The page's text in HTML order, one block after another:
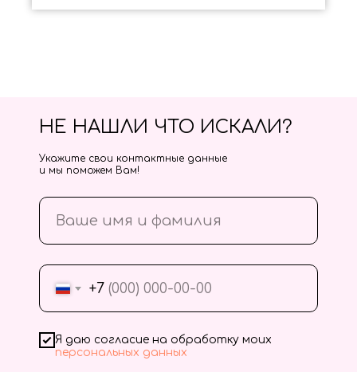
+7
Я даю согласие на обработку моих
персональных данных
НЕ НАШЛИ ЧТО ИСКАЛИ?
Укажите свои контактные данные
и мы поможем Вам!